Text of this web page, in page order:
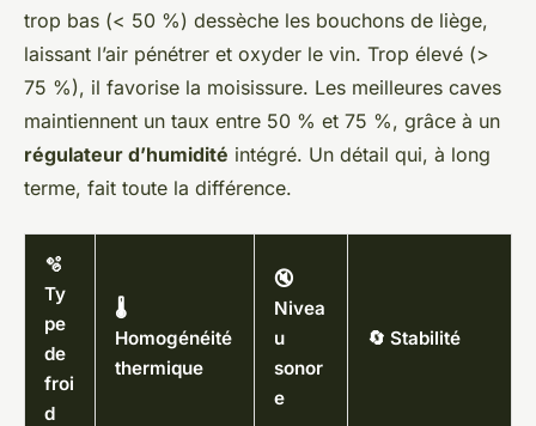
trop bas (< 50 %) dessèche les bouchons de liège,
laissant l’air pénétrer et oxyder le vin. Trop élevé (>
75 %), il favorise la moisissure. Les meilleures caves
maintiennent un taux entre 50 % et 75 %, grâce à un
régulateur d’humidité intégré. Un détail qui, à long
terme, fait toute la différence.
🫧
Ty
pe
de
froi
d
🌡️
Homogénéité
thermique
🔇
Nivea
u
sonor
e
🔄 Stabilité